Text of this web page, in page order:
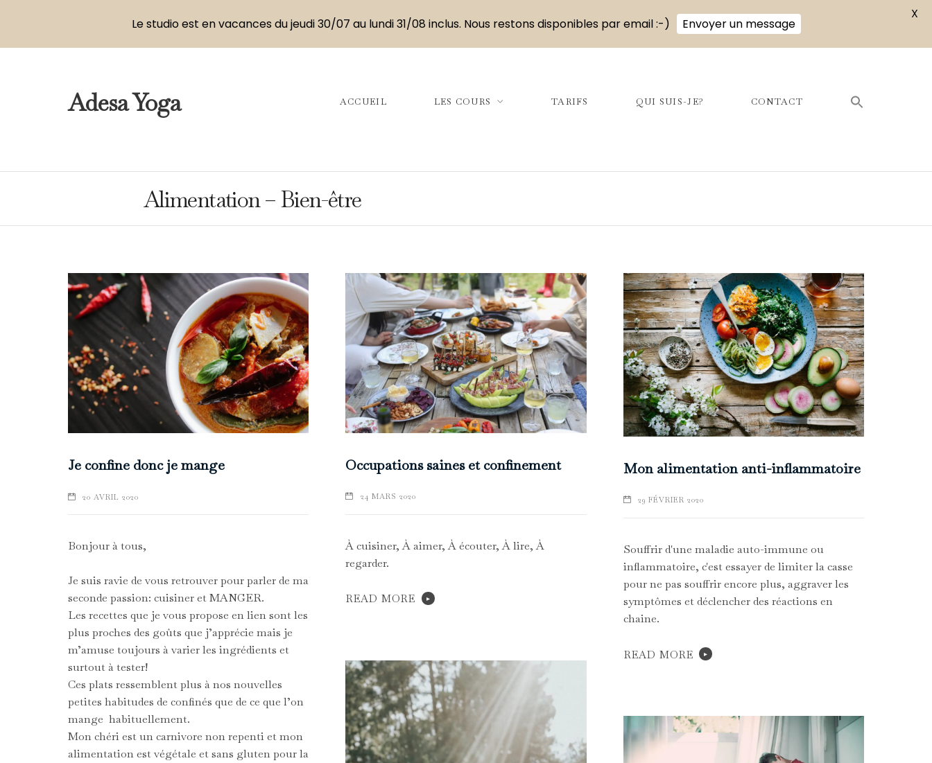
Adesa Yoga ACCUEIL LES COURS TARIFS QUI SUIS-JE? CONTACT
Alimentation – Bien-être
Je confine donc je mange
20 AVRIL 2020
Bonjour à tous,
Je suis ravie de vous retrouver pour parler de ma
seconde passion: cuisiner et MANGER.
Les recettes que je vous propose en lien sont les
plus proches des goûts que j’apprécie mais je
m’amuse toujours à varier les ingrédients et
surtout à tester!
Ces plats ressemblent plus à nos nouvelles
petites habitudes de confinés que de ce que l’on
mange habituellement.
Mon chéri est un carnivore non repenti et mon
alimentation est végétale et sans gluten pour la
Occupations saines et confinement
24 MARS 2020
À cuisiner, À aimer, À écouter, À lire, À
regarder.
READ MORE
Mon alimentation anti-inflammatoire
29 FÉVRIER 2020
Souffrir d'une maladie auto-immune ou
inflammatoire, c'est essayer de limiter la casse
pour ne pas souffrir encore plus, aggraver les
symptômes et déclencher des réactions en
chaine.
READ MORE
Le studio est en vacances du jeudi 30/07 au lundi 31/08 inclus. Nous restons disponibles par email :-) Envoyer un message
X